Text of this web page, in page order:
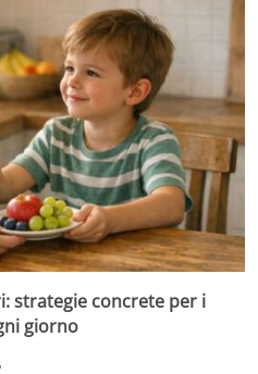
strategie concrete per i
giorno